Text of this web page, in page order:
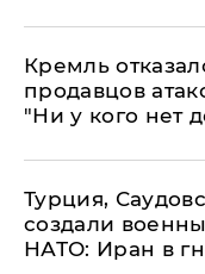
Кремль
продавцов
"Ни у кого нет
Турция,
создали
НАТО: Иран в